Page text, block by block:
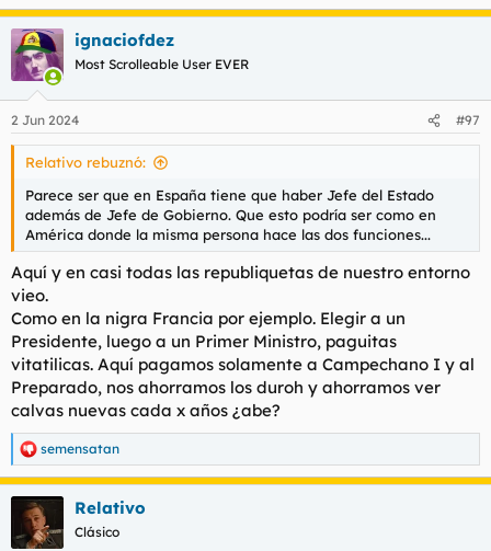
ignaciofdez
Most Scrolleable User EVER
2 Jun 2024 #97
Relativo rebuznó:
Parece ser que en España tiene que haber Jefe del Estado
además de Jefe de Gobierno. Que esto podría ser como en
América donde la misma persona hace las dos funciones...
Aquí y en casi todas las republiquetas de nuestro entorno
vieo.
Como en la nigra Francia por ejemplo. Elegir a un
Presidente, luego a un Primer Ministro, paguitas
vitatilicas. Aquí pagamos solamente a Campechano I y al
Preparado, nos ahorramos los duroh y ahorramos ver
calvas nuevas cada x años ¿abe?
R
e
a
c
i
semensatan
Relativo
Clásico